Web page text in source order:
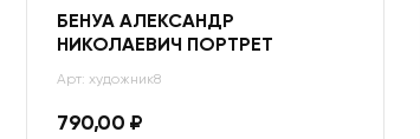
БЕНУА АЛЕКСАНДР
НИКОЛАЕВИЧ ПОРТРЕТ
Арт: художник8
790,00 ₽